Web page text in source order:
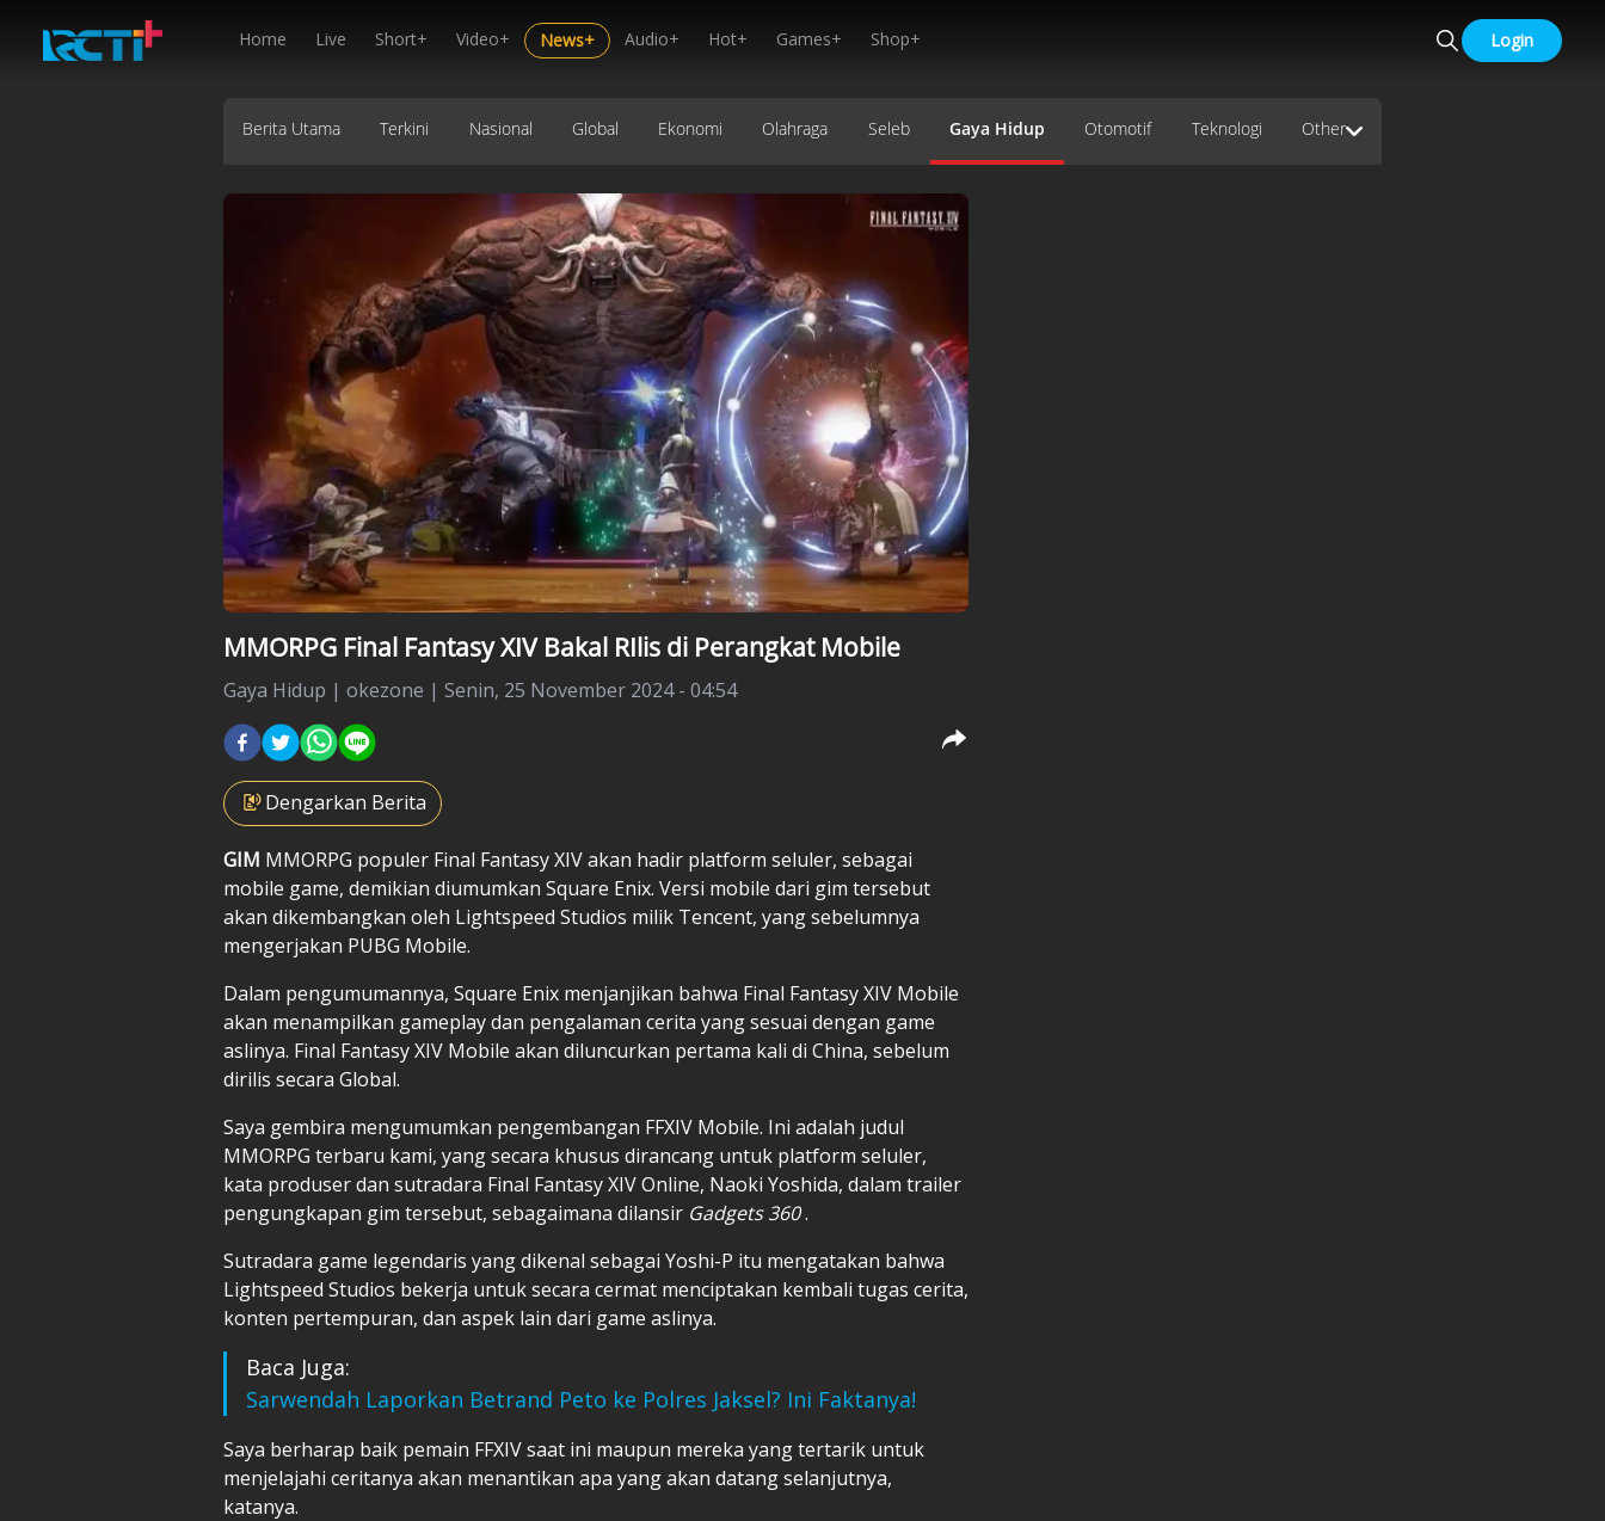
Home Live Short+ Video+ News+ Audio+ Hot+ Games+ Shop+ Login
Berita Utama Terkini Nasional Global Ekonomi Olahraga Seleb Gaya Hidup Otomotif Teknologi Other
MMORPG Final Fantasy XIV Bakal RIlis di Perangkat Mobile
Gaya Hidup | okezone | Senin, 25 November 2024 - 04:54
Dengarkan Berita
GIM MMORPG populer Final FantasyXIV akan hadir platform seluler, sebagai
mobile game, demikian diumumkan Square Enix. Versi mobile dari gim tersebut
akan dikembangkan oleh Lightspeed Studios milik Tencent, yang sebelumnya
mengerjakan PUBG Mobile.
Dalam pengumumannya, Square Enix menjanjikan bahwa Final Fantasy XIV Mobile
akan menampilkan gameplay dan pengalaman cerita yang sesuai dengan game
aslinya. Final Fantasy XIV Mobile akan diluncurkan pertama kali di China, sebelum
dirilis secara Global.
Saya gembira mengumumkan pengembangan FFXIV Mobile. Ini adalah judul
MMORPG terbaru kami, yang secara khusus dirancang untuk platform seluler,
kata produser dan sutradara Final Fantasy XIV Online, Naoki Yoshida, dalam trailer
pengungkapan gim tersebut, sebagaimana dilansir Gadgets 360.
Sutradara game legendaris yang dikenal sebagai Yoshi-P itu mengatakan bahwa
Lightspeed Studios bekerja untuk secara cermat menciptakan kembali tugas cerita,
konten pertempuran, dan aspek lain dari game aslinya.
Baca Juga:
Sarwendah Laporkan Betrand Peto ke Polres Jaksel? Ini Faktanya!
Saya berharap baik pemain FFXIV saat ini maupun mereka yang tertarik untuk
menjelajahi ceritanya akan menantikan apa yang akan datang selanjutnya,
katanya.